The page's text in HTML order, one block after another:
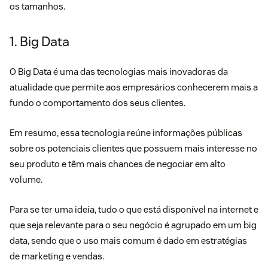
os tamanhos.
1. Big Data
O Big Data é uma das tecnologias mais inovadoras da
atualidade que permite aos empresários conhecerem mais a
fundo o comportamento dos seus clientes.
Em resumo, essa tecnologia reúne informações públicas
sobre os potenciais clientes que possuem mais interesse no
seu produto e têm mais chances de negociar em alto
volume.
Para se ter uma ideia, tudo o que está disponível na internet e
que seja relevante para o seu negócio é agrupado em um big
data, sendo que o uso mais comum é dado em estratégias
de marketing e vendas.